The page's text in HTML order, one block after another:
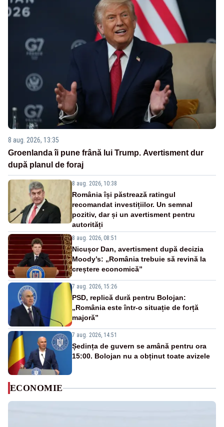
8 aug. 2026, 13:35
Groenlanda îi pune frână lui Trump. Avertisment dur
după planul de foraj
8 aug. 2026, 10:38
România își păstrează ratingul
recomandat investițiilor. Un semnal
pozitiv, dar și un avertisment pentru
autorități
8 aug. 2026, 08:51
Nicușor Dan, avertisment după decizia
Moody’s: „România trebuie să revină la
creștere economică”
7 aug. 2026, 15:26
PSD, replică dură pentru Bolojan:
„România este într-o situație de forță
majoră”
7 aug. 2026, 14:51
Ședința de guvern se amână pentru ora
15:00. Bolojan nu a obținut toate avizele
ECONOMIE